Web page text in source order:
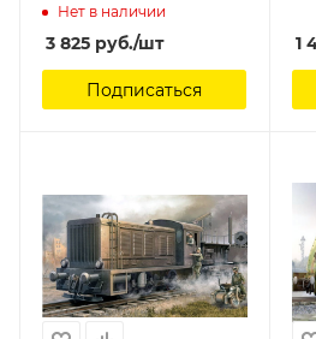
Нет в наличии
3 825 руб./шт
Подписаться
1